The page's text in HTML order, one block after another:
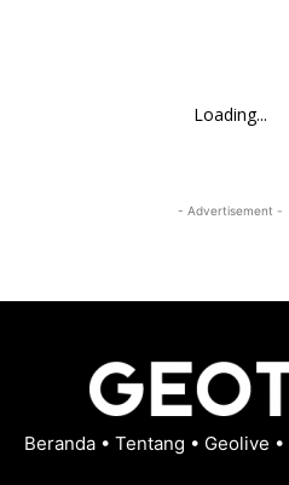
Loading...
- Advertisement -
Beranda • Tentang • Geolive •